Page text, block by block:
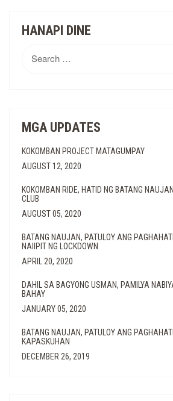
HANAPI DINE
for:
MGA UPDATES
KOKOMBAN PROJECT MATAGUMPAY
AUGUST 12, 2020
KOKOMBAN RIDE, HATID NG BATANG
CLUB
AUGUST 05, 2020
BATANG NAUJAN, PATULOY ANG
NAIIPIT NG LOCKDOWN
APRIL 20, 2020
DAHIL SA BAGYONG USMAN, PAMILYA
BAHAY
JANUARY 05, 2020
BATANG NAUJAN, PATULOY ANG
KAPASKUHAN
DECEMBER 26, 2019